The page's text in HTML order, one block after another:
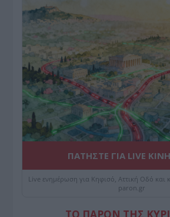
ΠΑΤΗΣΤΕ ΓΙΑ LIVE
Live ενημέρωση για Κηφισό, Αττική Οδό και
paron.gr